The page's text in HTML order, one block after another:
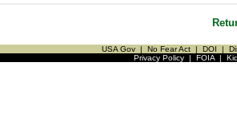
USA Gov | No Fear Act | DOI |
Privacy Policy| FOIA|